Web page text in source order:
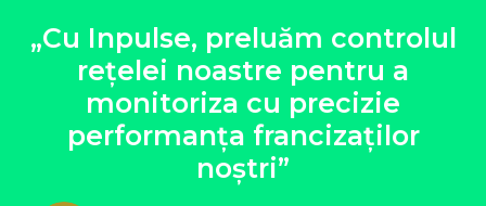
„Cu Inpulse, preluăm controlul
rețelei noastre pentru a
monitoriza cu precizie
performanța francizaților
noștri”